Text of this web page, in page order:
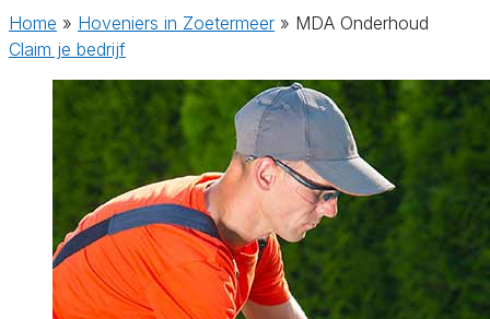
Home » Hoveniers in Zoetermeer » MDA Onderhoud
Claim je bedrijf